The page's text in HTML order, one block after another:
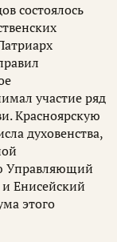
состоялось
участие ряд
Красноярскую
духовенства,
Управляющий
Енисейский
этого